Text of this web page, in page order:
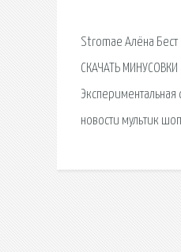
Stromae Алёна
СКАЧАТЬ МИНУСОВКИ
новости мультик